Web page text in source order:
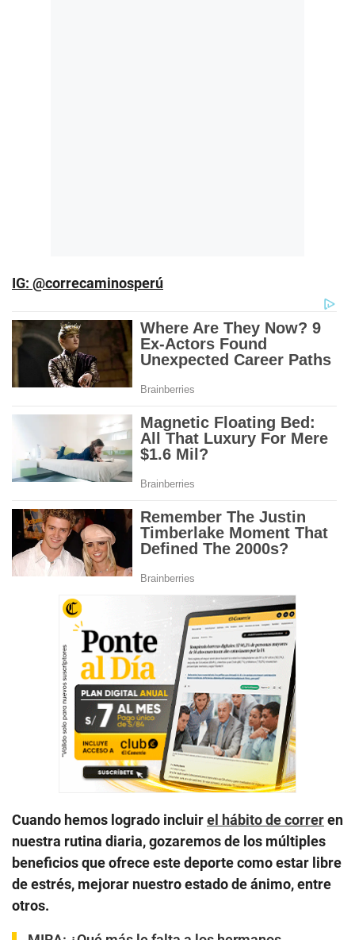
IG: @correcaminosperú
Cuando hemos logrado incluirel hábito de correren
nuestra rutina diaria, gozaremos de los múltiples
beneficios que ofrece este deporte como estar libre
de estrés, mejorar nuestro estado de ánimo, entre
otros.